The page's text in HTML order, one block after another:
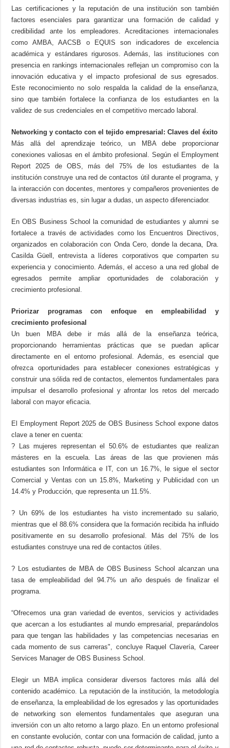
Las certificaciones y la reputación de una institución son también
factores esenciales para garantizar una formación de calidad y
credibilidad ante los empleadores. Acreditaciones internacionales
como AMBA, AACSB o EQUIS son indicadores de excelencia
académica y estándares rigurosos. Además, las instituciones con
presencia en rankings internacionales reflejan un compromiso con la
innovación educativa y el impacto profesional de sus egresados.
Este reconocimiento no solo respalda la calidad de la enseñanza,
sino que también fortalece la confianza de los estudiantes en la
validez de sus credenciales en el competitivo mercado laboral.
Networking y contacto con el tejido empresarial: Claves del éxito
Más allá del aprendizaje teórico, un MBA debe proporcionar
conexiones valiosas en el ámbito profesional. Según el Employment
Report 2025 de OBS, más del 75% de los estudiantes de la
institución construye una red de contactos útil durante el programa, y
la interacción con docentes, mentores y compañeros provenientes de
diversas industrias es, sin lugar a dudas, un aspecto diferenciador.
En OBS Business School la comunidad de estudiantes y alumni se
fortalece a través de actividades como los Encuentros Directivos,
organizados en colaboración con Onda Cero, donde la decana, Dra.
Casilda Güell, entrevista a líderes corporativos que comparten su
experiencia y conocimiento. Además, el acceso a una red global de
egresados permite ampliar oportunidades de colaboración y
crecimiento profesional.
Priorizar programas con enfoque en empleabilidad y
crecimiento profesional
Un buen MBA debe ir más allá de la enseñanza teórica,
proporcionando herramientas prácticas que se puedan aplicar
directamente en el entorno profesional. Además, es esencial que
ofrezca oportunidades para establecer conexiones estratégicas y
construir una sólida red de contactos, elementos fundamentales para
impulsar el desarrollo profesional y afrontar los retos del mercado
laboral con mayor eficacia.
El Employment Report 2025 de OBS Business School expone datos
clave a tener en cuenta:
? Las mujeres representan el 50.6% de estudiantes que realizan
másteres en la escuela. Las áreas de las que provienen más
estudiantes son Informática e IT, con un 16.7%, le sigue el sector
Comercial y Ventas con un 15.8%, Marketing y Publicidad con un
14.4% y Producción, que representa un 11.5%.
? Un 69% de los estudiantes ha visto incrementado su salario,
mientras que el 88.6% considera que la formación recibida ha influido
positivamente en su desarrollo profesional. Más del 75% de los
estudiantes construye una red de contactos útiles.
? Los estudiantes de MBA de OBS Business School alcanzan una
tasa de empleabilidad del 94.7% un año después de finalizar el
programa.
“Ofrecemos una gran variedad de eventos, servicios y actividades
que acercan a los estudiantes al mundo empresarial, preparándolos
para que tengan las habilidades y las competencias necesarias en
cada momento de sus carreras", concluye Raquel Clavería, Career
Services Manager de OBS Business School.
Elegir un MBA implica considerar diversos factores más allá del
contenido académico. La reputación de la institución, la metodología
de enseñanza, la empleabilidad de los egresados y las oportunidades
de networking son elementos fundamentales que aseguran una
inversión con un alto retorno a largo plazo. En un entorno profesional
en constante evolución, contar con una formación de calidad, junto a